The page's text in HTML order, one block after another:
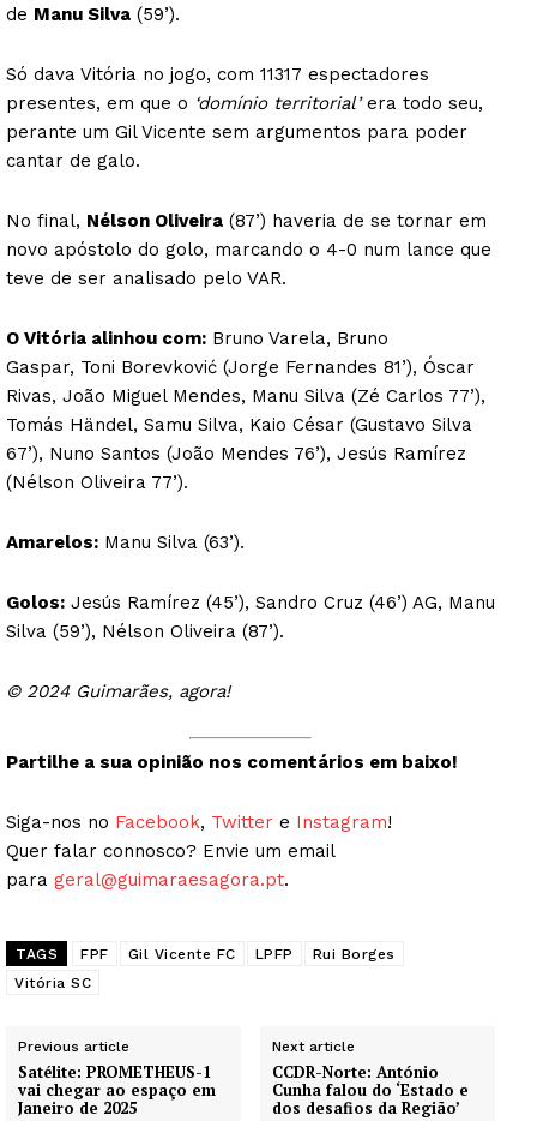
de Manu Silva (59’).
Só dava Vitória no jogo, com 11317 espectadores
presentes, em que o ‘domínio territorial’era todo seu,
perante um Gil Vicente sem argumentos para poder
cantar de galo.
No final, Nélson Oliveira (87’) haveria de se tornar em
novo apóstolo do golo, marcando o 4-0 num lance que
teve de ser analisado pelo VAR.
O Vitória alinhou com: Bruno Varela, Bruno
Gaspar, Toni Borevković (Jorge Fernandes 81’), Óscar
Rivas, João Miguel Mendes, Manu Silva (Zé Carlos 77’),
Tomás Händel, Samu Silva, Kaio César (Gustavo Silva
67’), Nuno Santos (João Mendes 76’), Jesús Ramírez
(Nélson Oliveira 77’).
Amarelos: Manu Silva (63’).
Golos: Jesús Ramírez (45’), Sandro Cruz (46’) AG, Manu
Silva (59’), Nélson Oliveira (87’).
© 2024 Guimarães, agora!
Partilhe a sua opinião nos comentários em baixo!
Siga-nos no Facebook, Twitter e Instagram!
Quer falar connosco? Envie um email
para geral@guimaraesagora.pt.
TAGS FPF Gil Vicente FC LPFP
Rui Borges
Vitória SC
Previous article
Satélite: PROMETHEUS-1
vai chegar ao espaço em
Janeiro de 2025
Next article
CCDR-Norte: António
Cunha falou do ‘Estado e
dos desafios da Região’